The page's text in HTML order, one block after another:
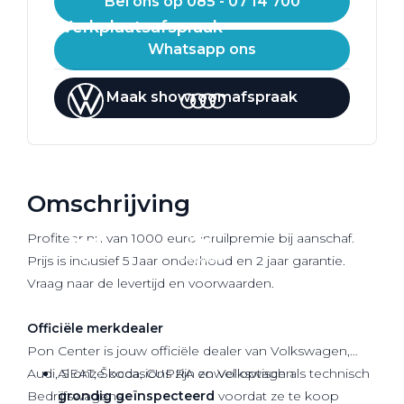
Werkplaatsafspraak
Whatsapp ons
Maak showroomafspraak
Omschrijving
Profiteer nu van 1000 euro inruilpremie bij aanschaf.
Prijs is inclusief 5 Jaar onderhoud en 2 jaar garantie.
Vraag naar de levertijd en voorwaarden.
Officiële merkdealer
Pon Center is jouw officiële dealer van Volkswagen,
Audi, SEAT, Škoda, CUPRA en Volkswagen
Bedrijfswagens.
Al onze occasions zijn zowel optisch als technisch
grondig geïnspecteerd voordat ze te koop